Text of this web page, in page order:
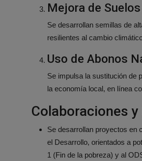
Mejora de
Se desarrollan semillas de
resilientes al cambio
Uso de Abonos
Se impulsa la sustitución de
la economía local, en línea
Colaboraciones
Se desarrollan proyectos en
el Desarrollo, orientados a
1 (Fin de la pobreza) y al